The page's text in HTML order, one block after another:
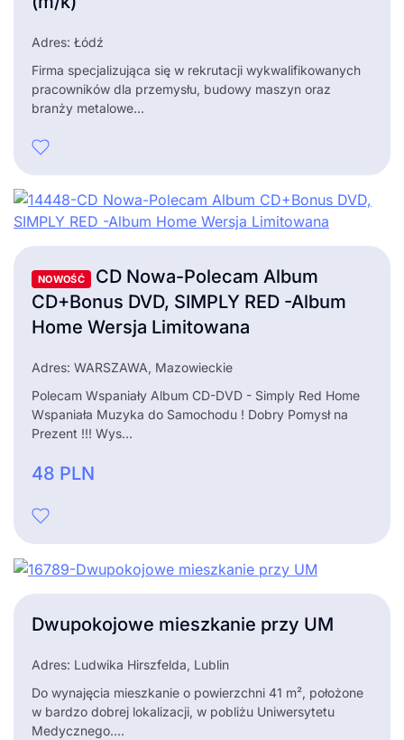
Adres: Łódź
Firma specjalizująca się w rekrutacji wykwalifikowanych
pracowników dla przemysłu, budowy maszyn oraz
branży metalowe...
NOWOŚĆ CD Nowa-Polecam Album
CD+Bonus DVD, SIMPLY RED -Album
Home Wersja Limitowana
Adres: WARSZAWA, Mazowieckie
Polecam Wspaniały Album CD-DVD - Simply Red Home
Wspaniała Muzyka do Samochodu ! Dobry Pomysł na
Prezent !!! Wys...
48 PLN
Dwupokojowe mieszkanie przy UM
Adres: Ludwika Hirszfelda, Lublin
Do wynajęcia mieszkanie o powierzchni 41 m², położone
w bardzo dobrej lokalizacji, w pobliżu Uniwersytetu
Medycznego....